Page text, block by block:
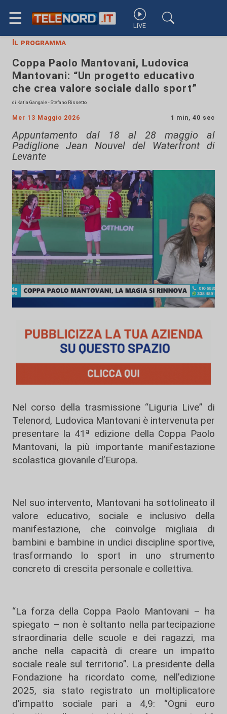
☰ LIVE
Il programma
Coppa Paolo Mantovani, Ludovica
Mantovani: “Un progetto educativo
che crea valore sociale dallo sport”
di Katia Gangale - Stefano Rissetto
Mer 13 Maggio 2026 1 min, 40 sec
Appuntamento dal 18 al 28 maggio al
Padiglione Jean Nouvel del Waterfront di
Levante
Nel corso della trasmissione “Liguria Live” di
Telenord, Ludovica Mantovani è intervenuta per
presentare la 41ª edizione della Coppa Paolo
Mantovani, la più importante manifestazione
scolastica giovanile d’Europa.
Nel suo intervento, Mantovani ha sottolineato il
valore educativo, sociale e inclusivo della
manifestazione, che coinvolge migliaia di
bambini e bambine in undici discipline sportive,
trasformando lo sport in uno strumento
concreto di crescita personale e collettiva.
“La forza della Coppa Paolo Mantovani – ha
spiegato – non è soltanto nella partecipazione
straordinaria delle scuole e dei ragazzi, ma
anche nella capacità di creare un impatto
sociale reale sul territorio”. La presidente della
Fondazione ha ricordato come, nell’edizione
2025, sia stato registrato un moltiplicatore
d’impatto sociale pari a 4,9: “Ogni euro